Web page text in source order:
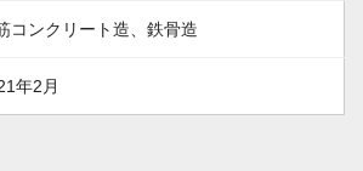
コンクリート造、鉄骨造
年2月